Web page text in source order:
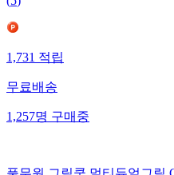
(5)
1,731적립
무료배송
1,257명구매중